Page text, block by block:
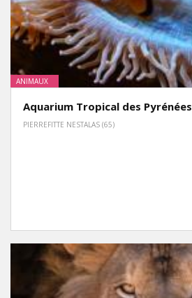
ANIMAUX
Aquarium Tropical des Pyrénées
PIERREFITTE NESTALAS (65)